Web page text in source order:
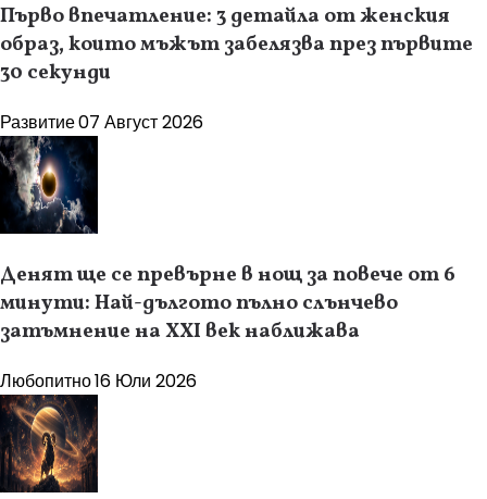
Първо впечатление: 3 детайла от женския
образ, които мъжът забелязва през първите
30 секунди
Развитие07 Август 2026
Денят ще се превърне в нощ за повече от 6
минути: Най-дългото пълно слънчево
затъмнение на XXI век наближава
Любопитно16 Юли 2026